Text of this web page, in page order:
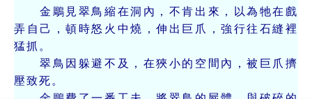
金鵰見翠鳥縮在洞內，不肯出來，以為牠在戲
弄自己，頓時怒火中燒，伸出巨爪，強行往石縫裡
猛抓。
翠鳥因躲避不及，在狹小的空間內，被巨爪擠
壓致死。